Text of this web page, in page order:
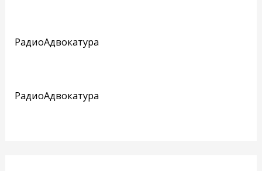
РадиоАдвокатура
РадиоАдвокатура